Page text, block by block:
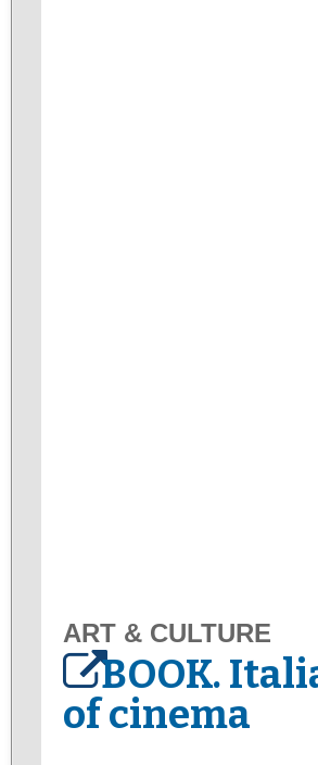
ART & CULTURE
BOOK.
of cinema